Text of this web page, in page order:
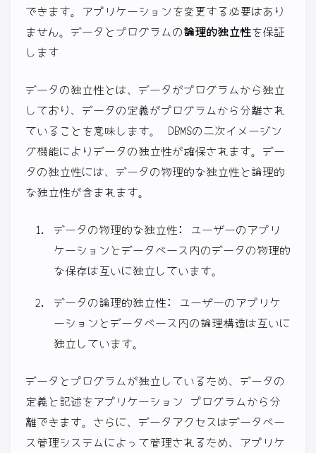
できます。アプリケーションを変更する必要はあり
ません。データとプログラムの論理的独立性を保証
します
データの独立性とは、データがプログラムから独立
しており、データの定義がプログラムから分離され
ていることを意味します。 DBMSの二次イメージン
グ機能によりデータの独立性が確保されます。デー
タの独立性には、データの物理的な独立性と論理的
な独立性が含まれます。
データの物理的な独立性: ユーザーのアプリ
ケーションとデータベース内のデータの物理的
な保存は互いに独立しています。
データの論理的独立性: ユーザーのアプリケ
ーションとデータベース内の論理構造は互いに
独立しています。
データとプログラムが独立しているため、データの
定義と記述をアプリケーション プログラムから分
離できます。さらに、データアクセスはデータベー
ス管理システムによって管理されるため、アプリケ